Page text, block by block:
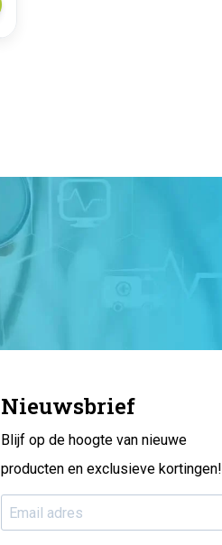
Nieuwsbrief
Blijf op de hoogte van nieuwe
producten en exclusieve kortingen!